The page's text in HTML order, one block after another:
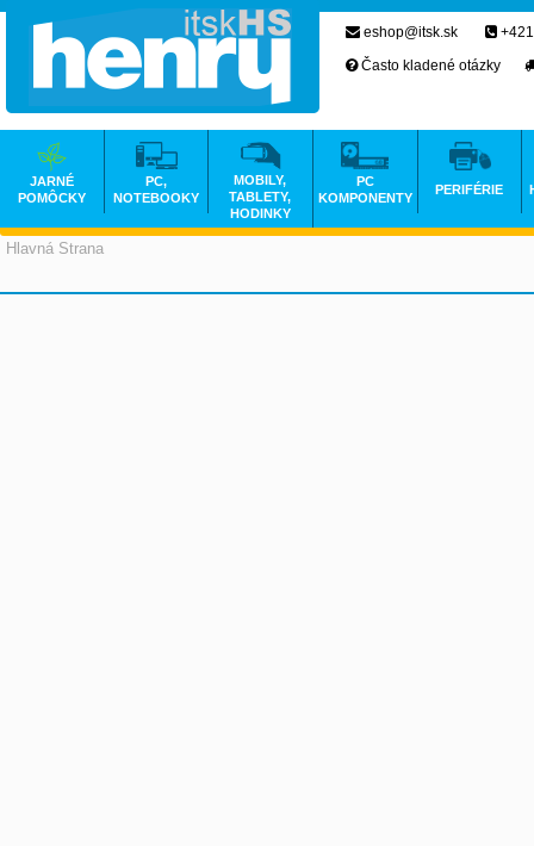
Hlavná Strana
eshop@itsk.sk
Často kladené otázky
JARNÉ
POMÔCKY
PC,
NOTEBOOKY
MOBILY,
TABLETY,
HODINKY
PC
KOMPONENTY
PERIFÉRIE